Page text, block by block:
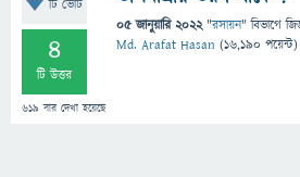
টি ভোট
4
টি উত্তর
619 বার দেখা হয়েছে
05 জানুয়ারি 2022 "রসায়ন" বিভাগে
Md. Arafat Hasan (16,190 পয়েন্ট)